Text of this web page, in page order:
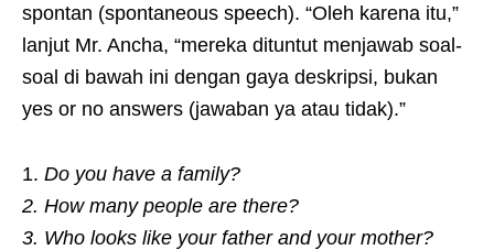
spontan (spontaneous speech). “Oleh karena itu,”
lanjut Mr. Ancha, “mereka dituntut menjawab soal-
soal di bawah ini dengan gaya deskripsi, bukan
yes or no answers (jawaban ya atau tidak).”
1. Do you have a family?
2. How many people are there?
3. Who looks like your father and your mother?